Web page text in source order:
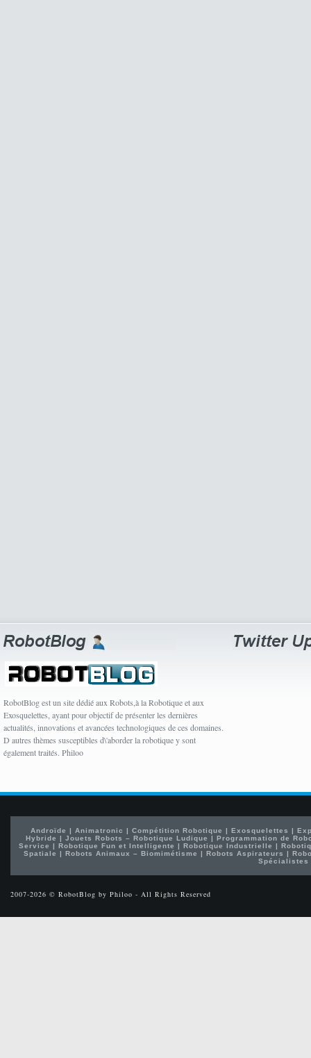
RobotBlog est un site dédié aux Robots,à la Robotique et aux
Exosquelettes, ayant pour objectif de présenter les dernières
actualités, innovations et avancées technologiques de ces domaines.
D autres thèmes susceptibles d\'aborder la robotique y sont
également traités. Philoo
Androïde | Animatronic | Compétition Robotique | Exosquelettes |
Hybride |Jouets Robots – Robotique Ludique |Programmation de
Service | Robotique Fun et Intelligente | Robotique Industrielle |
Spatiale | Robots Animaux – Biomimétisme | Robots Aspirateurs |
Spécialistes
2007-2026 © RobotBlog by Philoo - All Rights Reserved